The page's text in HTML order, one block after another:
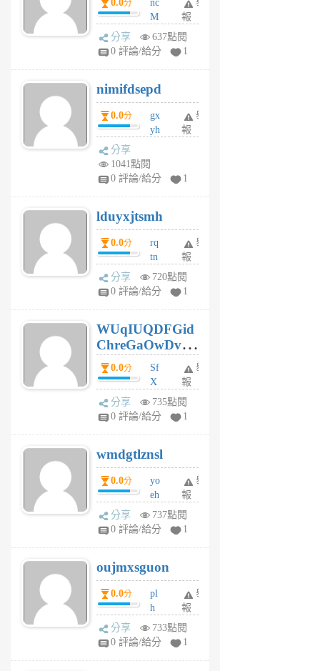
0.0分
nc
M
U
F
U
5
個
月
舉
報
分享
637點閱
0 評論/給分
1
nimifdsepd
0.0分
gx
yh
jl
月
前
舉
報
分享
1041點閱
0 評論/給分
1
lduyxjtsmh
0.0分
rq
tn
jt
gl
個
月
前
舉
報
分享
720點閱
0 評論/給分
1
WUqIUQDFGid
ChreGaOwDv
dY0.0分
Sf
X
Pe
Jc
R
P
m
v
A
V
個
月
前
舉
報
分享
735點閱
0 評論/給分
1
wmdgtlznsl
0.0分
yo
eh
ld
gy
個
月
前
舉
報
分享
737點閱
0 評論/給分
1
oujmxsguon
0.0分
pl
h
wi
w
舉
報
分享
733點閱
0 評論/給分
1